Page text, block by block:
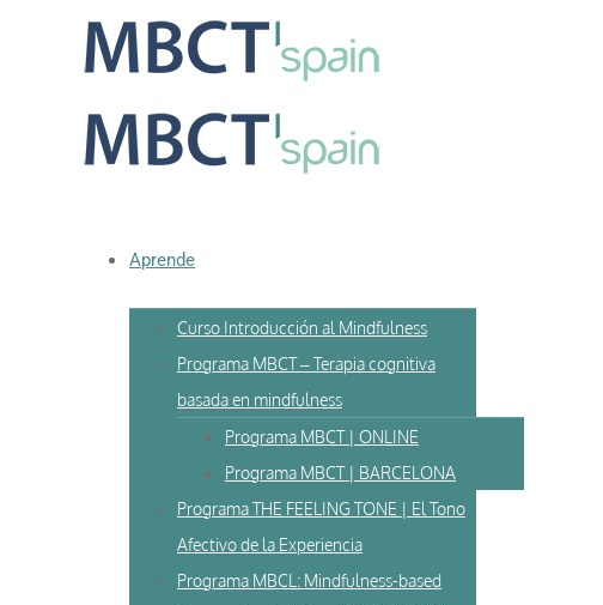
Aprende
Curso Introducción al Mindfulness
Programa MBCT – Terapia cognitiva
basada en mindfulness
Programa MBCT | ONLINE
Programa MBCT | BARCELONA
Programa THE FEELING TONE | El Tono
Afectivo de la Experiencia
Programa MBCL: Mindfulness-based